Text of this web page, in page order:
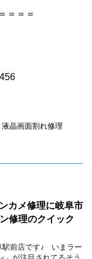
＝＝＝
液晶画面割れ修理
カメ修理に岐阜市
修理のクイック
駅前店です♪ いまラー